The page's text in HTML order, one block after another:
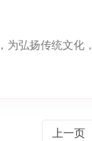
弘扬传统文化
上一页